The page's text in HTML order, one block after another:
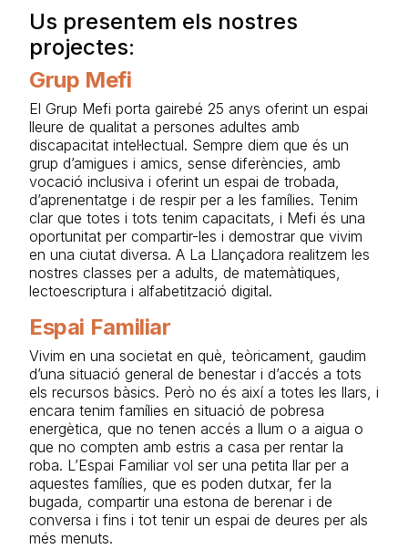
Us presentem els nostres
projectes:
Grup Mefi
El Grup Mefi porta gairebé 25 anys oferint un espai
lleure de qualitat a persones adultes amb
discapacitat intel·lectual. Sempre diem que és un
grup d’amigues i amics, sense diferències, amb
vocació inclusiva i oferint un espai de trobada,
d’aprenentatge i de respir per a les famílies. Tenim
clar que totes i tots tenim capacitats, i Mefi és una
oportunitat per compartir-les i demostrar que vivim
en una ciutat diversa. A La Llançadora realitzem les
nostres classes per a adults, de matemàtiques,
lectoescriptura i alfabetització digital.
Espai Familiar
Vivim en una societat en què, teòricament, gaudim
d’una situació general de benestar i d’accés a tots
els recursos bàsics. Però no és així a totes les llars, i
encara tenim famílies en situació de pobresa
energètica, que no tenen accés a llum o a aigua o
que no compten amb estris a casa per rentar la
roba. L’Espai Familiar vol ser una petita llar per a
aquestes famílies, que es poden dutxar, fer la
bugada, compartir una estona de berenar i de
conversa i fins i tot tenir un espai de deures per als
més menuts.